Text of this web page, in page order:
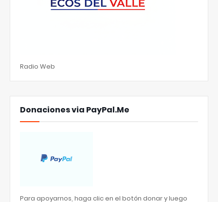
Radio Web
Donaciones via PayPal.Me
Para apoyarnos, haga clic en el botón donar y luego